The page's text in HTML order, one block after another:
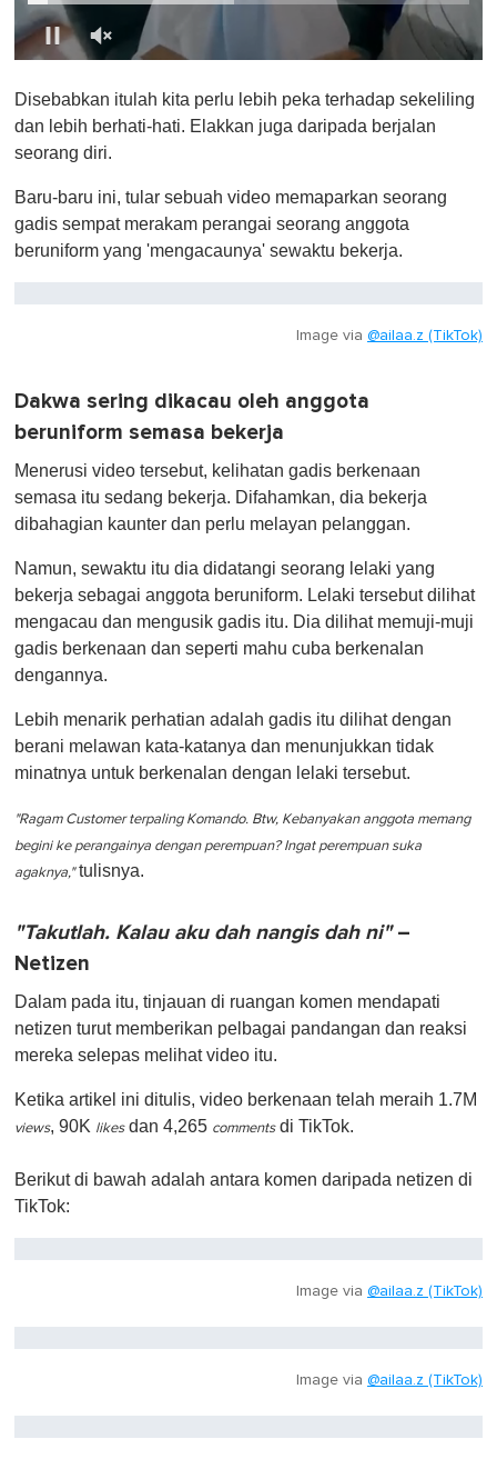
f
1
i
u
e
,
Disebabkan itulah kita perlu lebih peka terhadap sekeliling
dan lebih berhati-hati. Elakkan juga daripada berjalan
seorang diri.
Baru-baru ini, tular sebuah video memaparkan seorang
gadis sempat merakam perangai seorang anggota
beruniform yang 'mengacaunya' sewaktu bekerja.
Image via @ailaa.z (TikTok)
Dakwa sering dikacau oleh anggota
beruniform semasa bekerja
Menerusi video tersebut, kelihatan gadis berkenaan
semasa itu sedang bekerja. Difahamkan, dia bekerja
dibahagian kaunter dan perlu melayan pelanggan.
Namun, sewaktu itu dia didatangi seorang lelaki yang
bekerja sebagai anggota beruniform. Lelaki tersebut dilihat
mengacau dan mengusik gadis itu. Dia dilihat memuji-muji
gadis berkenaan dan seperti mahu cuba berkenalan
dengannya.
Lebih menarik perhatian adalah gadis itu dilihat dengan
berani melawan kata-katanya dan menunjukkan tidak
minatnya untuk berkenalan dengan lelaki tersebut.
"Ragam Customer terpaling Komando. Btw, Kebanyakan anggota memang
begini ke perangainya dengan perempuan? Ingat perempuan suka
agaknya,"tulisnya.
"Takutlah. Kalau aku dah nangis dah ni"–
Netizen
Dalam pada itu, tinjauan di ruangan komen mendapati
netizen turut memberikan pelbagai pandangan dan reaksi
mereka selepas melihat video itu.
Ketika artikel ini ditulis, video berkenaan telah meraih 1.7M
views, 90K likesdan 4,265 commentsdi TikTok.
Berikut di bawah adalah antara komen daripada netizen di
TikTok:
Image via @ailaa.z (TikTok)
Image via @ailaa.z (TikTok)